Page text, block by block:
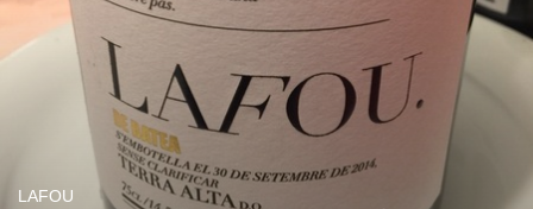
LAFOU